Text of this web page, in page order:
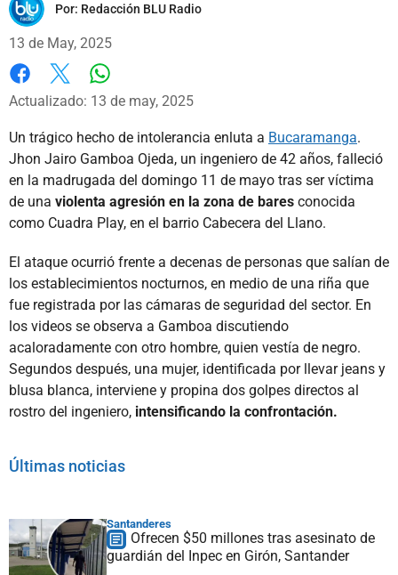
Por: Redacción BLU Radio
13 de May, 2025
Facebook
X
Actualizado: 13 de may, 2025
Un trágico hecho de intolerancia enluta a Bucaramanga.
Jhon Jairo Gamboa Ojeda, un ingeniero de 42 años, falleció
en la madrugada del domingo 11 de mayo tras ser víctima
de una violenta agresión en la zona de bares conocida
como Cuadra Play, en el barrio Cabecera del Llano.
El ataque ocurrió frente a decenas de personas que salían de
los establecimientos nocturnos, en medio de una riña que
fue registrada por las cámaras de seguridad del sector. En
los videos se observa a Gamboa discutiendo
acaloradamente con otro hombre, quien vestía de negro.
Segundos después, una mujer, identificada por llevar jeans y
blusa blanca, interviene y propina dos golpes directos al
rostro del ingeniero, intensificando la confrontación.
Últimas noticias
Santanderes
Ofrecen $50 millones tras asesinato de
guardián del Inpec en Girón, Santander